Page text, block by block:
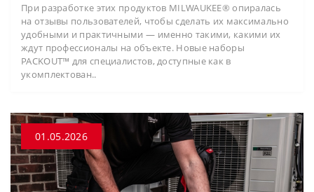
При разработке этих продуктов MILWAUKEE® опиралась
на отзывы пользователей, чтобы сделать их максимально
удобными и практичными — именно такими, какими их
ждут профессионалы на объекте. Новые наборы
PACKOUT™ для специалистов, доступные как в
укомплектован..
01.05.2026